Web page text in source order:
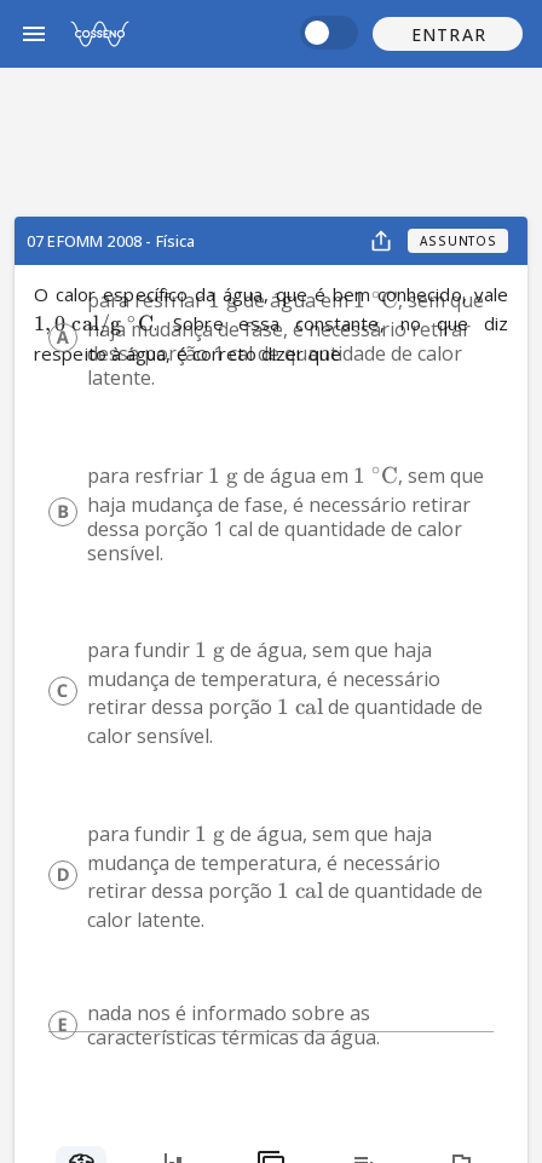
ENTRAR
07 EFOMM 2008 - Física ASSUNTOS
O calor específico da água, que é bem conhecido, vale
1,0 cal/g ∘ C. Sobre essa constante, no que diz
respeito à água, é correto dizer que
para resfriar 1 g de água em 1 ∘C, sem que
haja mudança de fase, é necessário retirar
dessa porção 1 cal de quantidade de calor
latente.
para resfriar 1 g de água em 1 ∘C, sem que
haja mudança de fase, é necessário retirar
dessa porção 1 cal de quantidade de calor
sensível.
para fundir 1 g de água, sem que haja
mudança de temperatura, é necessário
retirar dessa porção 1 cal de quantidade de
calor sensível.
para fundir 1 g de água, sem que haja
mudança de temperatura, é necessário
retirar dessa porção 1 cal de quantidade de
calor latente.
nada nos é informado sobre as
características térmicas da água.